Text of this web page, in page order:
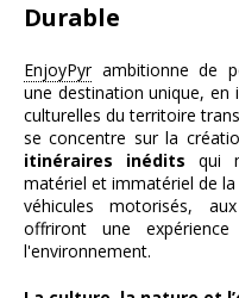
Durable
EnjoyPyrambitionne de
une destination unique, en
culturelles du territoire
se concentre sur la
itinéraires inédits qui
matériel et immatériel de
véhicules motorisés,
offriront une
l'environnement.